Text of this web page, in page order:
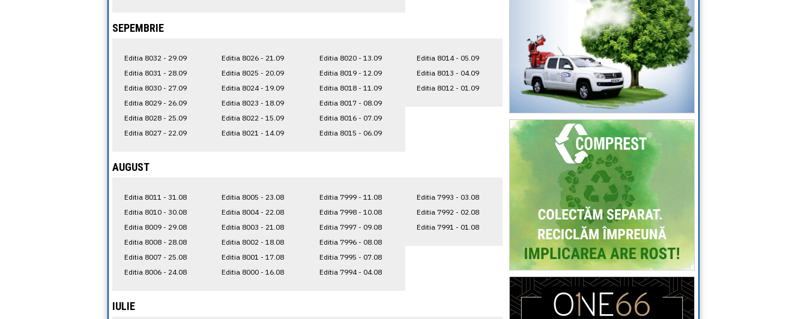
SEPEMBRIE
Editia 8032 - 29.09
Editia 8031 - 28.09
Editia 8030 - 27.09
Editia 8029 - 26.09
Editia 8028 - 25.09
Editia 8027 - 22.09
Editia 8026 - 21.09
Editia 8025 - 20.09
Editia 8024 - 19.09
Editia 8023 - 18.09
Editia 8022 - 15.09
Editia 8021 - 14.09
Editia 8020 - 13.09
Editia 8019 - 12.09
Editia 8018 - 11.09
Editia 8017 - 08.09
Editia 8016 - 07.09
Editia 8015 - 06.09
Editia 8014 - 05.09
Editia 8013 - 04.09
Editia 8012 - 01.09
AUGUST
Editia 8011 - 31.08
Editia 8010 - 30.08
Editia 8009 - 29.08
Editia 8008 - 28.08
Editia 8007 - 25.08
Editia 8006 - 24.08
Editia 8005 - 23.08
Editia 8004 - 22.08
Editia 8003 - 21.08
Editia 8002 - 18.08
Editia 8001 - 17.08
Editia 8000 - 16.08
Editia 7999 - 11.08
Editia 7998 - 10.08
Editia 7997 - 09.08
Editia 7996 - 08.08
Editia 7995 - 07.08
Editia 7994 - 04.08
Editia 7993 - 03.08
Editia 7992 - 02.08
Editia 7991 - 01.08
IULIE